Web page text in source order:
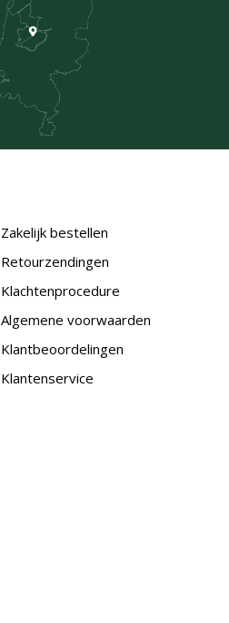
Zakelijk bestellen
Retourzendingen
Klachtenprocedure
Algemene voorwaarden
Klantbeoordelingen
Klantenservice